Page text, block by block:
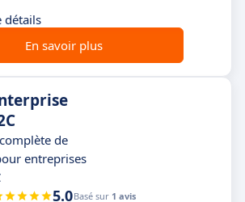
détails
En savoir plus
de
entreprises
5.0Basé sur 1 avis